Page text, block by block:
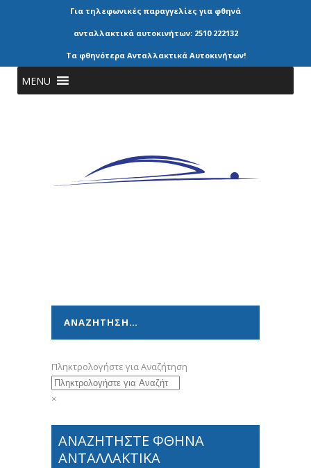
Για τηλεφωνικές παραγγελίες για φθηνά
ανταλλακτικά αυτοκινήτων: 2510 222132
Τα φθηνότερα Ανταλλακτικά Αυτοκινήτων!
MENU
ΑΝΑΖΗΤΗΣΗ…
Πληκτρολογήστε για Αναζήτηση
×
ΑΝΑΖΗΤΗΣΤΕ ΦΘΗΝΑ
ΑΝΤΑΛΛΑΚΤΙΚΑ